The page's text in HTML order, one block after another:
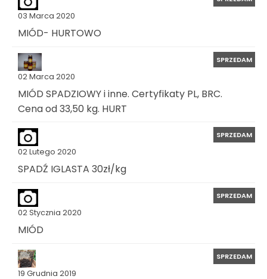
03 Marca 2020
MIÓD- HURTOWO
02 Marca 2020
SPRZEDAM
MIÓD SPADZIOWY i inne. Certyfikaty PL, BRC.
Cena od 33,50 kg. HURT
02 Lutego 2020
SPRZEDAM
SPADŹ IGLASTA 30zł/kg
02 Stycznia 2020
SPRZEDAM
MIÓD
19 Grudnia 2019
SPRZEDAM